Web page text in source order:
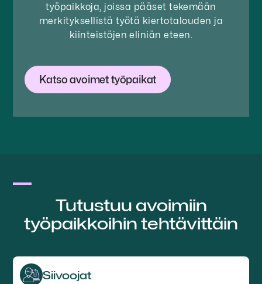
työpaikkoja, joissa pääset tekemään
merkityksellistä työtä kiertotalouden ja
kiinteistöjen eliniän eteen.
Katso avoimet työpaikat
Tutustuu avoimiin
työpaikkoihin tehtävittäin
Siivoojat